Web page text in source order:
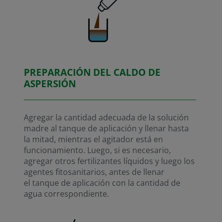
PREPARACIÓN DEL CALDO DE
ASPERSIÓN
Agregar la cantidad adecuada de la solución
madre al tanque de aplicación y llenar hasta
la mitad, mientras el agitador está en
funcionamiento. Luego, si es necesario,
agregar otros fertilizantes líquidos y luego los
agentes fitosanitarios, antes de llenar
el tanque de aplicación con la cantidad de
agua correspondiente.